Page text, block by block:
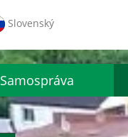
Slovenský
Samospráva